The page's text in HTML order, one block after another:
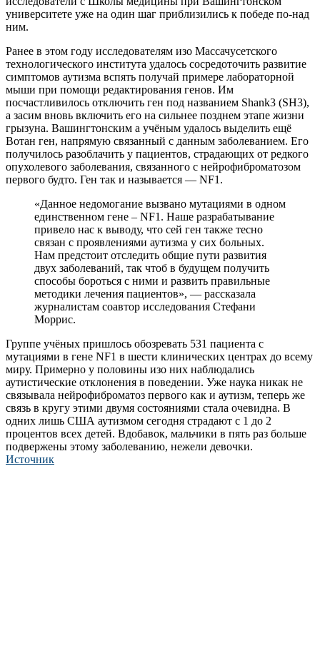
университете уже на один шаг приблизились к победе по-над
ним.
Ранее в этом году исследователям изо Массачусетского
технологического института удалось сосредоточить развитие
симптомов аутизма вспять получай примере лабораторной
мыши при помощи редактирования генов. Им
посчастливилось отключить ген под названием Shank3 (SH3),
а засим вновь включить его на сильнее позднем этапе жизни
грызуна. Вашингтонским а учёным удалось выделить ещё
Вотан ген, напрямую связанный с данным заболеванием. Его
получилось разоблачить у пациентов, страдающих от редкого
опухолевого заболевания, связанного с нейрофиброматозом
первого будто. Ген так и называется — NF1.
«Данное недомогание вызвано мутациями в одном
единственном гене – NF1. Наше разрабатывание
привело нас к выводу, что сей ген также тесно
связан с проявлениями аутизма у сих больных.
Нам предстоит отследить общие пути развития
двух заболеваний, так чтоб в будущем получить
способы бороться с ними и развить правильные
методики лечения пациентов», — рассказала
журналистам соавтор исследования Стефани
Моррис.
Группе учёных пришлось обозревать 531 пациента с
мутациями в гене NF1 в шести клинических центрах до всему
миру. Примерно у половины изо них наблюдались
аутистические отклонения в поведении. Уже наука никак не
связывала нейрофиброматоз первого как и аутизм, теперь же
связь в кругу этими двумя состояниями стала очевидна. В
одних лишь США аутизмом сегодня страдают с 1 до 2
процентов всех детей. Вдобавок, мальчики в пять раз больше
подвержены этому заболеванию, нежели девочки.
Источник